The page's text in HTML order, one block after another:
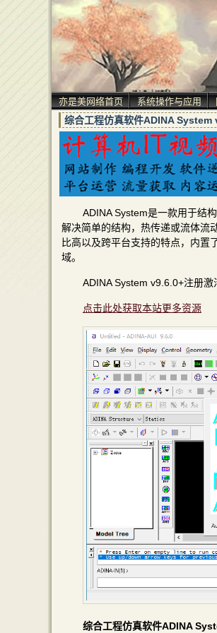
亦是美网络首页 系统操作与应用
综合工程仿真软件ADINA System
ADINA System是一款用于结
解决简单的结构，热传递或流体流
比高以及跨平台支持的特点，内置
域。
ADINA System v9.6.0+注册激
点击此处获取本站更多资源
综合工程仿真软件ADINA